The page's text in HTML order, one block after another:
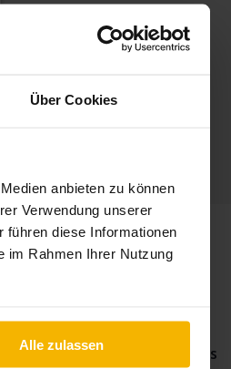
Über Cookies
anbieten zu können
Verwendung unserer
führen diese Informationen
im Rahmen Ihrer Nutzung
Alle zulassenToyota Yaris Cross